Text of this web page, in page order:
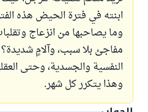
ابنته في فترة الحيض هذه
وما يصاحبها من انزعاج
مفاجئ بلا سبب، وآلامٍ
النفسية والجسدية، وحتى
وهذا يتكرر كل شهر.